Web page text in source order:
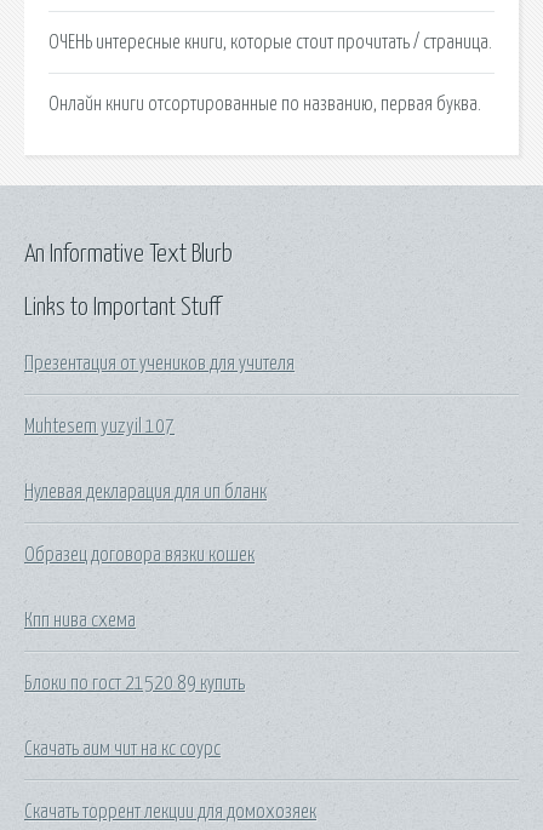
ОЧЕНЬ интересные книги, которые стоит прочитать / страница.
Онлайн книги отсортированные по названию, первая буква.
Links to Important Stuff
Презентация от учеников для учителя
Muhtesem yuzyil 107
Нулевая декларация для ип бланк
Образец договора вязки кошек
Кпп нива схема
Блоки по гост 21520 89 купить
Скачать аим чит на кс соурс
Скачать торрент лекции для домохозяек
An Informative Text Blurb